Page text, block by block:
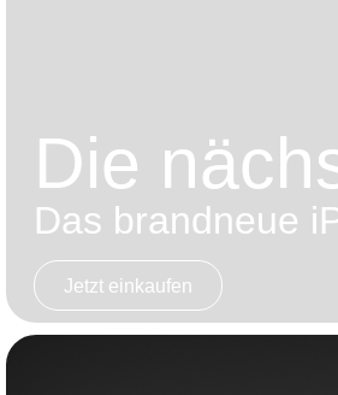
Die
Das brandneue
Jetzt einkaufen